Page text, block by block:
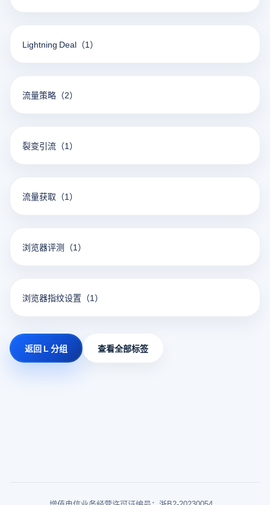
Lightning Deal （1）
流量策略 （2）
裂变引流 （1）
流量获取 （1）
浏览器评测 （1）
浏览器指纹设置 （1）
返回 L 分组 查看全部标签